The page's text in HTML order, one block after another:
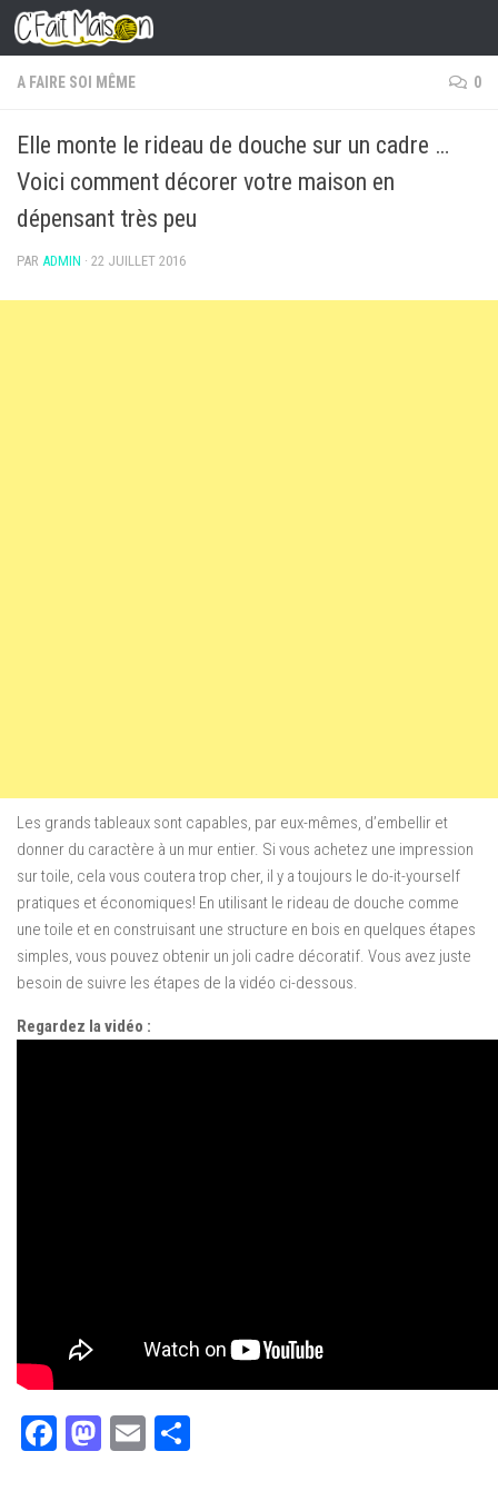
Skip to content
A FAIRE SOI MÊME 0
Elle monte le rideau de douche sur un cadre …
Voici comment décorer votre maison en
dépensant très peu
PAR ADMIN · 22 JUILLET 2016
Les grands tableaux sont capables, par eux-mêmes, d’embellir et
donner du caractère à un mur entier. Si vous achetez une impression
sur toile, cela vous coutera trop cher, il y a toujours le do-it-yourself
pratiques et économiques! En utilisant le rideau de douche comme
une toile et en construisant une structure en bois en quelques étapes
simples, vous pouvez obtenir un joli cadre décoratif. Vous avez juste
besoin de suivre les étapes de la vidéo ci-dessous.
Regardez la vidéo :
Facebook
Mastodon
Email